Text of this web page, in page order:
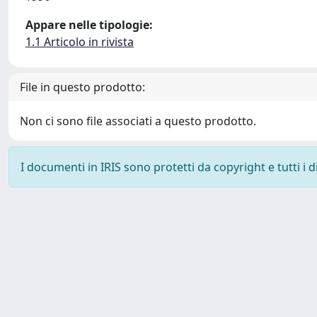
Appare nelle tipologie:
1.1 Articolo in rivista
File in questo prodotto:
Non ci sono file associati a questo prodotto.
I documenti in IRIS sono protetti da copyright e tutti i